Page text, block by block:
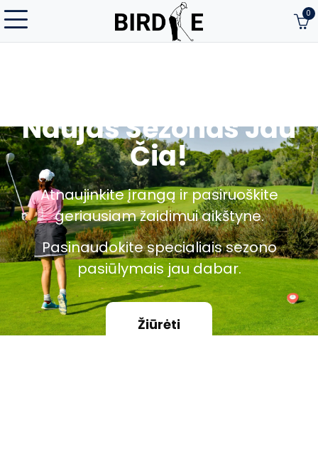
0
Naujas Sezonas Jau
Čia!
Atnaujinkite įrangą ir pasiruoškite
geriausiam žaidimui aikštyne.
Pasinaudokite specialiais sezono
pasiūlymais jau dabar.
Žiūrėti